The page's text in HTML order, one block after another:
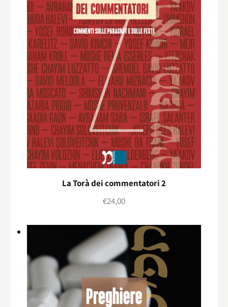
La Torà dei commentatori 2
€24,00